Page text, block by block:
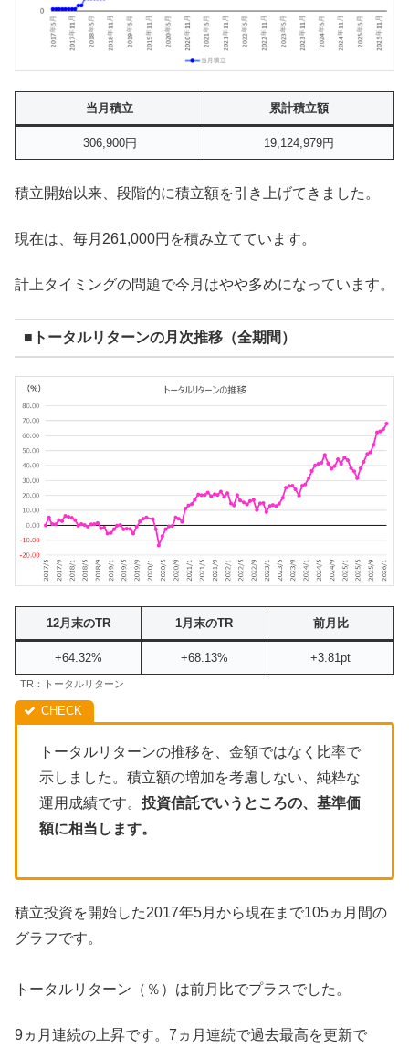
当月積立 累計積立額
306,900円 19,124,979円
積立開始以来、段階的に積立額を引き上げてきました。
現在は、毎月261,000円を積み立てています。
計上タイミングの問題で今月はやや多めになっています。
■トータルリターンの月次推移（全期間）
12月末のTR 1月末のTR 前月比
+64.32% +68.13% +3.81pt
TR：トータルリターン
トータルリターンの推移を、金額ではなく比率で
示しました。積立額の増加を考慮しない、純粋な
運用成績です。 投資信託でいうところの、基準価
額に相当します。
積立投資を開始した2017年5月から現在まで105ヵ月間の
グラフです。
トータルリターン（％）は前月比でプラスでした。
9ヵ月連続の上昇です。7ヵ月連続で過去最高を更新で